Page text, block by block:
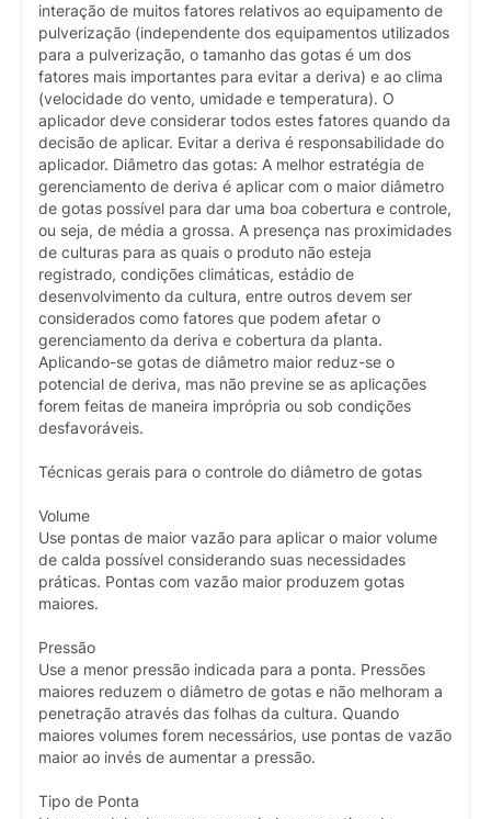
interação de muitos fatores relativos ao equipamento de
pulverização (independente dos equipamentos utilizados
para a pulverização, o tamanho das gotas é um dos
fatores mais importantes para evitar a deriva) e ao clima
(velocidade do vento, umidade e temperatura). O
aplicador deve considerar todos estes fatores quando da
decisão de aplicar. Evitar a deriva é responsabilidade do
aplicador. Diâmetro das gotas: A melhor estratégia de
gerenciamento de deriva é aplicar com o maior diâmetro
de gotas possível para dar uma boa cobertura e controle,
ou seja, de média a grossa. A presença nas proximidades
de culturas para as quais o produto não esteja
registrado, condições climáticas, estádio de
desenvolvimento da cultura, entre outros devem ser
considerados como fatores que podem afetar o
gerenciamento da deriva e cobertura da planta.
Aplicando-se gotas de diâmetro maior reduz-se o
potencial de deriva, mas não previne se as aplicações
forem feitas de maneira imprópria ou sob condições
desfavoráveis.
Técnicas gerais para o controle do diâmetro de gotas
Volume
Use pontas de maior vazão para aplicar o maior volume
de calda possível considerando suas necessidades
práticas. Pontas com vazão maior produzem gotas
maiores.
Pressão
Use a menor pressão indicada para a ponta. Pressões
maiores reduzem o diâmetro de gotas e não melhoram a
penetração através das folhas da cultura. Quando
maiores volumes forem necessários, use pontas de vazão
maior ao invés de aumentar a pressão.
Tipo de Ponta